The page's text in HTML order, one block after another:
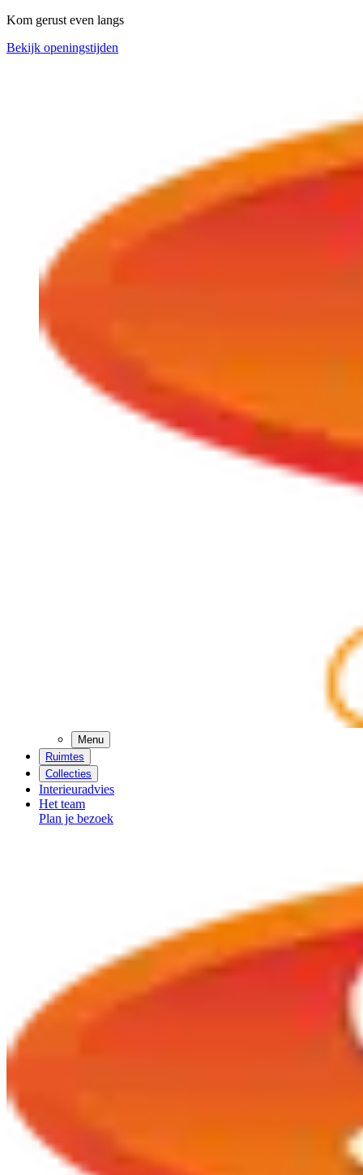
Kom gerust even langs
Bekijk openingstijden
Menu
Ruimtes
Collecties
Interieuradvies
Het team
Plan je bezoek